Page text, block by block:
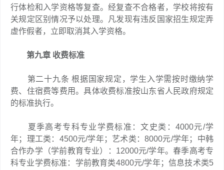
行体检和入学资格等复查。经复查不合格者，学校将按有
关规定区别情况予以处理。凡发现有违反国家招生规定弄
虚作假者，立即取消其入学资格。
第九章 收费标准
第二十九条 根据国家规定，学生入学需按时缴纳学
费、住宿费等费用。具体收费标准按山东省人民政府规定
的标准执行。
夏季高考专科专业学费标准：文史类：4000元/学
年；理工类：4500元/学年；艺术类：8000元/学年；中韩
合作办学（学前教育专业）：12000元/学年。春季高考专
科专业学费标准：学前教育类4800元/学年；信息技术类5